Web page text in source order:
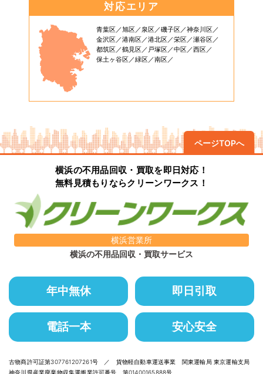
対応エリア
青葉区 旭区 泉区 磯子区
神奈川区
金沢区
港南区 港北区 栄区
瀬谷区
都筑区
鶴見区 戸塚区 中区
西区
保土ヶ谷区
緑区 南区
ページTOPへ
横浜の不用品回収・買取を即日対応！
無料見積もりならクリーンワークス！
横浜営業所
横浜の不用品回収・買取サービス
年中無休 即日引取
電話一本 安心安全
古物商許可証第307761207261号 ／ 貨物軽自動車運送事業 関東運輸局 東京運輸支局
神奈川県産業廃棄物収集運搬業許可番号 第01400165888号